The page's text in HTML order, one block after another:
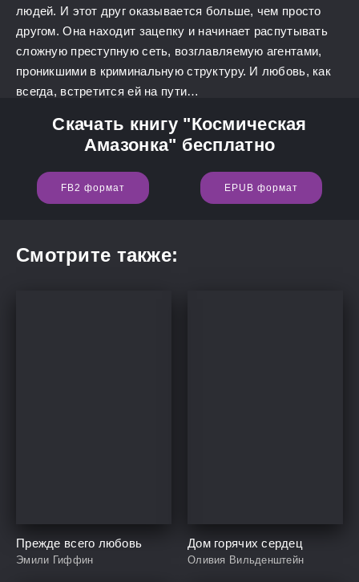
людей. И этот друг оказывается больше, чем просто
другом. Она находит зацепку и начинает распутывать
сложную преступную сеть, возглавляемую агентами,
проникшими в криминальную структуру. И любовь, как
всегда, встретится ей на пути…
Скачать книгу "Космическая
Амазонка" бесплатно
FB2 формат EPUB формат
Смотрите также:
Прежде всего любовь
Эмили Гиффин
Дом горячих сердец
Оливия Вильденштейн